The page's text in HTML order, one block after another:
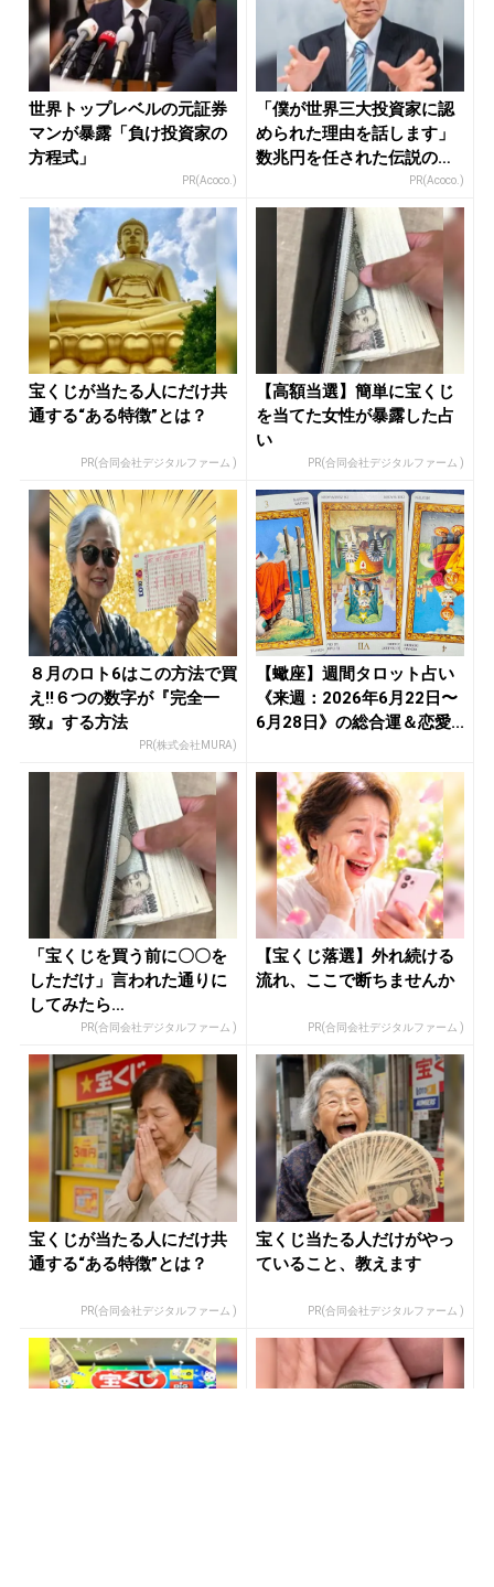
世界トップレベルの元証券
マンが暴露「負け投資家の
方程式」
PR(Acoco.)
「僕が世界三大投資家に認
められた理由を話します」
数兆円を任された伝説の投
PR(Acoco.)
宝くじが当たる人にだけ共
通する“ある特徴”とは？
PR(合同会社デジタルファーム )
【高額当選】簡単に宝くじ
を当てた女性が暴露した占
い
PR(合同会社デジタルファーム )
８月のロト6はこの方法で買
え!!６つの数字が『完全一
致』する方法
PR(株式会社MURA)
【蠍座】週間タロット占い
《来週：2026年6月22日〜
6月28日》の総合運＆恋愛...
「宝くじを買う前に〇〇を
しただけ」言われた通りに
してみたら…
PR(合同会社デジタルファーム )
【宝くじ落選】外れ続ける
流れ、ここで断ちませんか
PR(合同会社デジタルファーム )
宝くじが当たる人にだけ共
通する“ある特徴”とは？
PR(合同会社デジタルファーム )
宝くじ当たる人だけがやっ
ていること、教えます
PR(合同会社デジタルファーム )